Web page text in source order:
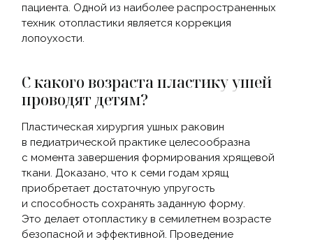
пациента. Одной из наиболее распространенных
техник отопластики является коррекция
лопоухости.
С какого возраста пластику ушей
проводят детям?
Пластическая хирургия ушных раковин
в педиатрической практике целесообразна
с момента завершения формирования хрящевой
ткани. Доказано, что к семи годам хрящ
приобретает достаточную упругость
и способность сохранять заданную форму.
Это делает отопластику в семилетнем возрасте
безопасной и эффективной. Проведение